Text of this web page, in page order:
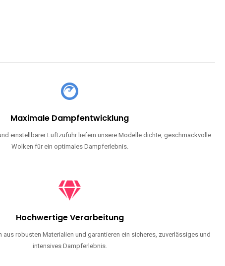
Maximale Dampfentwicklung
einstellbarer Luftzufuhr liefern unsere Modelle dichte, geschmackvolle
Wolken für ein optimales Dampferlebnis.
Hochwertige Verarbeitung
aus robusten Materialien und garantieren ein sicheres, zuverlässiges und
intensives Dampferlebnis.